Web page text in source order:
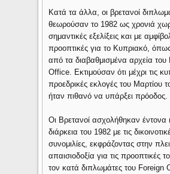
Κατά τα άλλα, οι βρετανοί
θεωρούσαν το 1982 ως χρονιά
σημαντικές εξελίξεις και με
προοπτικές για το Κυπριακό,
από τα διαβαθμισμένα αρχεία του
Office. Εκτιμούσαν ότι μέχρι τις
προεδρικές εκλογές του Μαρτίου
ήταν πιθανό να υπάρξει πρόοδος.
Οι Βρετανοί ασχολήθηκαν έντονα
διάρκεια του 1982 με τις
συνομιλίες, εκφράζοντας στην
απαισιοδοξία για τις προοπτικές
τον κατά διπλωμάτες του Foreign